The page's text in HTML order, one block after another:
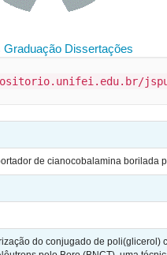
Graduação Dissertações
jspui/
de cianocobalamina borilada
do conjugado de